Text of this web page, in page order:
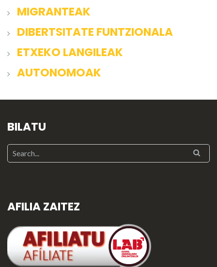
MIGRANTEAK
DIBERTSITATE FUNTZIONALA
ETXEKO LANGILEAK
AUTONOMOAK
BILATU
AFILIA ZAITEZ